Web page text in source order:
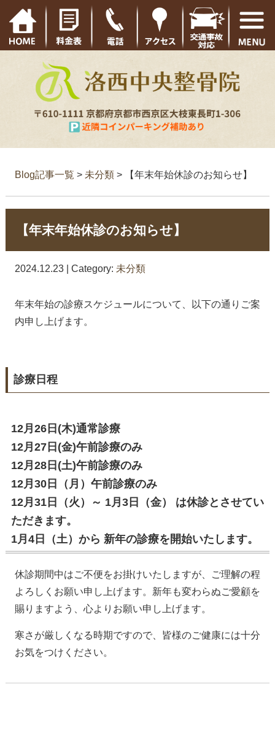
Blog記事一覧 > 未分類> 【年末年始休診のお知らせ】
【年末年始休診のお知らせ】
2024.12.23 | Category: 未分類
年末年始の診療スケジュールについて、以下の通りご案
内申し上げます。
診療日程
12月26日(木)通常診療
12月27日(金)午前診療のみ
12月28日(土)午前診療のみ
12月30日（月）午前診療のみ
12月31日（火）～ 1月3日（金） は休診とさせてい
ただきます。
1月4日（土）から 新年の診療を開始いたします。
休診期間中はご不便をお掛けいたしますが、ご理解の程
よろしくお願い申し上げます。新年も変わらぬご愛顧を
賜りますよう、心よりお願い申し上げます。
寒さが厳しくなる時期ですので、皆様のご健康には十分
お気をつけください。